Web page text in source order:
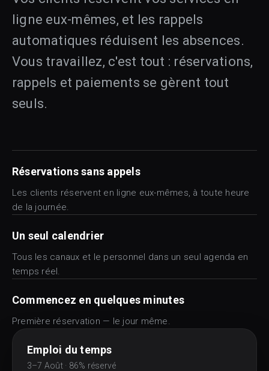
ligne eux-mêmes, et les rappels
automatiques réduisent les absences.
Vous travaillez, c'est tout : réservations,
rappels et paiements se gèrent tout
seuls.
Réservations sans appels
Les clients réservent en ligne eux-mêmes, à toute heure
de la journée.
Un seul calendrier
Tous les canaux et le personnel dans un seul agenda en
temps réel.
Commencez en quelques minutes
Première réservation — le jour même.
Emploi du temps
3–7 Août · 86% réservé